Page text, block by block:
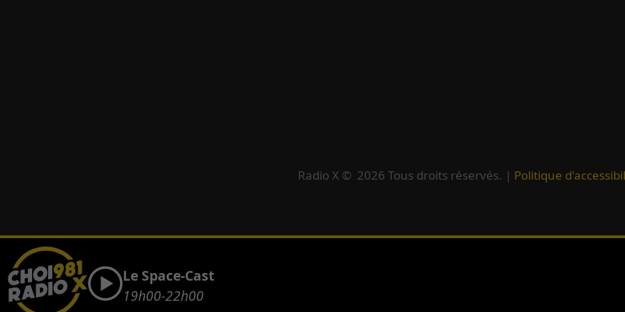
Radio X © 2026 Tous droits réservés. | Politique
Le Space-Cast
19h00-22h00